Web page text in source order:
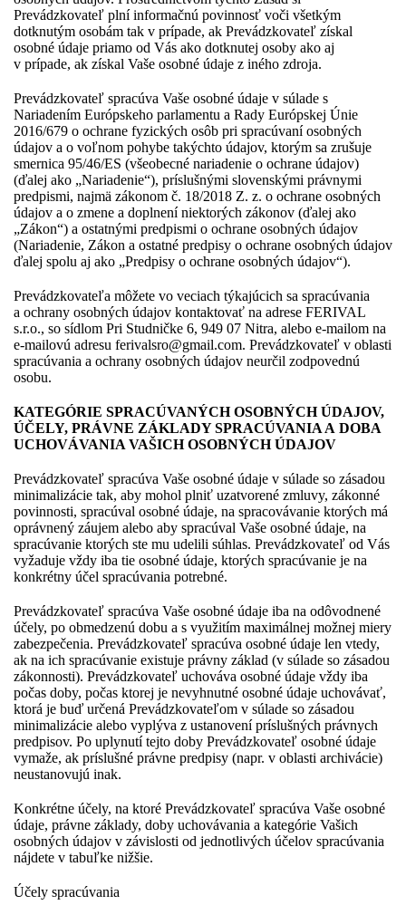
Prevádzkovateľ plní informačnú povinnosť voči všetkým
dotknutým osobám tak v prípade, ak Prevádzkovateľ získal
osobné údaje priamo od Vás ako dotknutej osoby ako aj
v prípade, ak získal Vaše osobné údaje z iného zdroja.
Prevádzkovateľ spracúva Vaše osobné údaje v súlade s
Nariadením Európskeho parlamentu a Rady Európskej Únie
2016/679 o ochrane fyzických osôb pri spracúvaní osobných
údajov a o voľnom pohybe takýchto údajov, ktorým sa zrušuje
smernica 95/46/ES (všeobecné nariadenie o ochrane údajov)
(ďalej ako „Nariadenie“), príslušnými slovenskými právnymi
predpismi, najmä zákonom č. 18/2018 Z. z. o ochrane osobných
údajov a o zmene a doplnení niektorých zákonov (ďalej ako
„Zákon“) a ostatnými predpismi o ochrane osobných údajov
(Nariadenie, Zákon a ostatné predpisy o ochrane osobných údajov
ďalej spolu aj ako „Predpisy o ochrane osobných údajov“).
Prevádzkovateľa môžete vo veciach týkajúcich sa spracúvania
a ochrany osobných údajov kontaktovať na adrese FERIVAL
s.r.o., so sídlom Pri Studničke 6, 949 07 Nitra, alebo e-mailom na
e-mailovú adresu ferivalsro@gmail.com. Prevádzkovateľ v oblasti
spracúvania a ochrany osobných údajov neurčil zodpovednú
osobu.
KATEGÓRIE SPRACÚVANÝCH OSOBNÝCH ÚDAJOV,
ÚČELY, PRÁVNE ZÁKLADY SPRACÚVANIA A DOBA
UCHOVÁVANIA VAŠICH OSOBNÝCH ÚDAJOV
Prevádzkovateľ spracúva Vaše osobné údaje v súlade so zásadou
minimalizácie tak, aby mohol plniť uzatvorené zmluvy, zákonné
povinnosti, spracúval osobné údaje, na spracovávanie ktorých má
oprávnený záujem alebo aby spracúval Vaše osobné údaje, na
spracúvanie ktorých ste mu udelili súhlas. Prevádzkovateľ od Vás
vyžaduje vždy iba tie osobné údaje, ktorých spracúvanie je na
konkrétny účel spracúvania potrebné.
Prevádzkovateľ spracúva Vaše osobné údaje iba na odôvodnené
účely, po obmedzenú dobu a s využitím maximálnej možnej miery
zabezpečenia. Prevádzkovateľ spracúva osobné údaje len vtedy,
ak na ich spracúvanie existuje právny základ (v súlade so zásadou
zákonnosti). Prevádzkovateľ uchováva osobné údaje vždy iba
počas doby, počas ktorej je nevyhnutné osobné údaje uchovávať,
ktorá je buď určená Prevádzkovateľom v súlade so zásadou
minimalizácie alebo vyplýva z ustanovení príslušných právnych
predpisov. Po uplynutí tejto doby Prevádzkovateľ osobné údaje
vymaže, ak príslušné právne predpisy (napr. v oblasti archivácie)
neustanovujú inak.
Konkrétne účely, na ktoré Prevádzkovateľ spracúva Vaše osobné
údaje, právne základy, doby uchovávania a kategórie Vašich
osobných údajov v závislosti od jednotlivých účelov spracúvania
nájdete v tabuľke nižšie.
Účely spracúvania